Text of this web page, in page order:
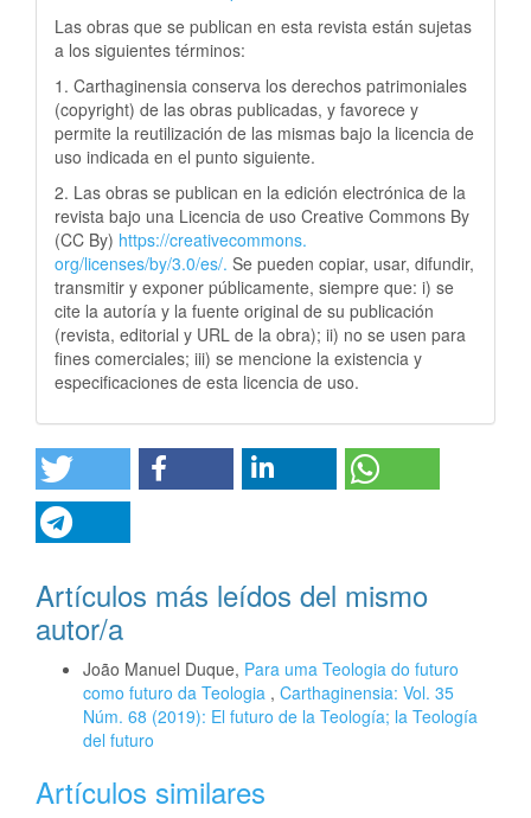
Las obras que se publican en esta revista están sujetas
a los siguientes términos:
1. Carthaginensia conserva los derechos patrimoniales
(copyright) de las obras publicadas, y favorece y
permite la reutilización de las mismas bajo la licencia de
uso indicada en el punto siguiente.
2. Las obras se publican en la edición electrónica de la
revista bajo una Licencia de uso Creative Commons By
(CC By) https://creativecommons.
org/licenses/by/3.0/es/. Se pueden copiar, usar, difundir,
transmitir y exponer públicamente, siempre que: i) se
cite la autoría y la fuente original de su publicación
(revista, editorial y URL de la obra); ii) no se usen para
fines comerciales; iii) se mencione la existencia y
especificaciones de esta licencia de uso.
Artículos más leídos del mismo
autor/a
João Manuel Duque, Para uma Teologia do futuro
como futuro da Teologia , Carthaginensia: Vol. 35
Núm. 68 (2019): El futuro de la Teología; la Teología
del futuro
Artículos similares